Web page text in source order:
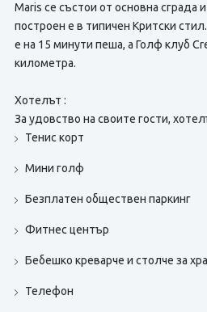
Maris се състои от основна сграда
построен е в типичен Критски
е на 15 минути пеша, а Голф клуб
километра.
Хотелът :
За удовство на своите гости,
Тенис корт
Мини голф
Безплатен обществен паркинг
Фитнес център
Бебешко креварче и столче за
Телефон